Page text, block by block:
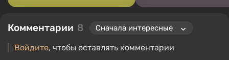
Комментарии 8
Войдите, чтобы оставлять комментарии